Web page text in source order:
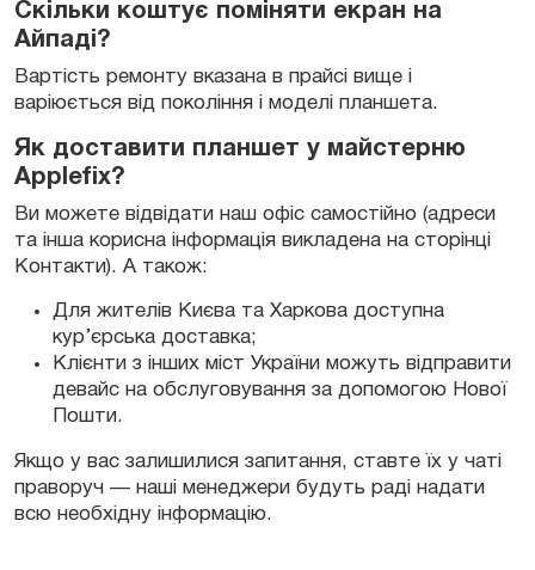
Скільки коштує поміняти екран на
Айпаді?
Вартість ремонту вказана в прайсі вище і
варіюється від покоління і моделі планшета.
Як доставити планшет у майстерню
Applefix?
Ви можете відвідати наш офіс самостійно (адреси
та інша корисна інформація викладена на сторінці
Контакти). А також:
Для жителів Києва та Харкова доступна
кур’єрська доставка;
Клієнти з інших міст України можуть відправити
девайс на обслуговування за допомогою Нової
Пошти.
Якщо у вас залишилися запитання, ставте їх у чаті
праворуч — наші менеджери будуть раді надати
всю необхідну інформацію.